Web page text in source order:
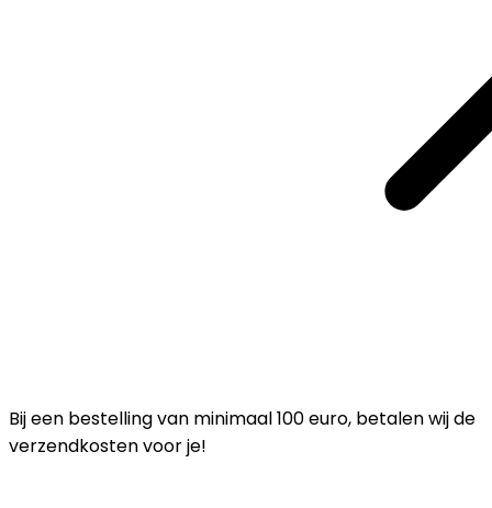
Bij een bestelling van minimaal 100 euro, betalen wij de
verzendkosten voor je!